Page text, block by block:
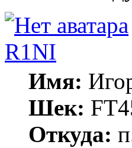
R1NI
Имя:
Шек:
Откуда: